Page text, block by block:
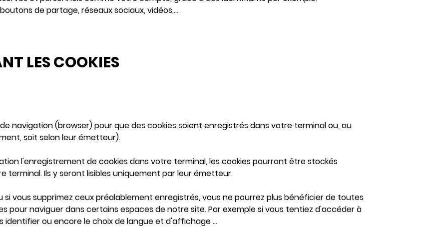
de partage, réseaux sociaux, vidéos,...
LES COOKIES
navigation (browser) pour que des cookies soient enregistrés dans votre terminal ou, au
soit selon leur émetteur).
l'enregistrement de cookies dans votre terminal, les cookies pourront être stockés
Ils y seront lisibles uniquement par leur émetteur.
si vous supprimez ceux préalablement enregistrés, vous ne pourrez plus bénéficier de toutes
pour naviguer dans certains espaces de notre site. Par exemple si vous tentiez d'accéder à
ou encore le choix de langue et d'affichage ...